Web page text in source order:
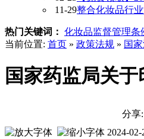
11-29整合化妆品行
热门关键词： 化妆品监督管理条
当前位置: 首页 » 政策法规 » 国
国家药监局关
分享:
2024-